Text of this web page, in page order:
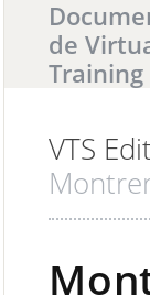
de
Training
Il y a0
VTS